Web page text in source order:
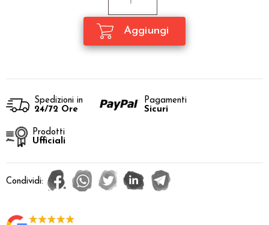
Spedizioni in
24/72 Ore
Pagamenti
Sicuri
Prodotti
Ufficiali
Condividi: